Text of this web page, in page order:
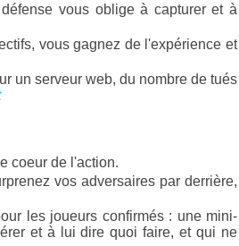
vous oblige à capturer et à
vous gagnez de l'expérience et
un serveur web, du nombre de tués
coeur de l'action.
vos adversaires par derrière,
les joueurs confirmés : une mini-
et à lui dire quoi faire, et qui ne